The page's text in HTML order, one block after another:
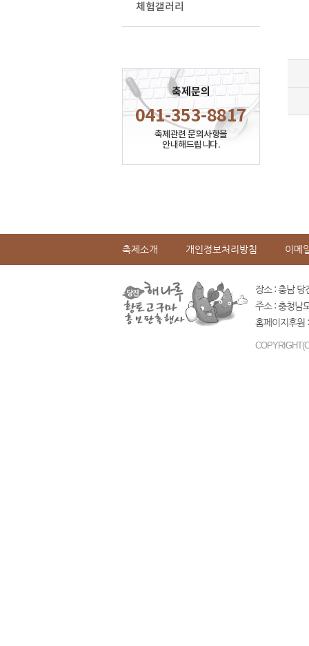
체험갤러리
축제문의
041-353-8817
축제관련 문의사항을
안내해드립니다.
축제소개 개인정보처리방침 이메
장소 : 충남 당
주소 : 충청남
홈페이지후원